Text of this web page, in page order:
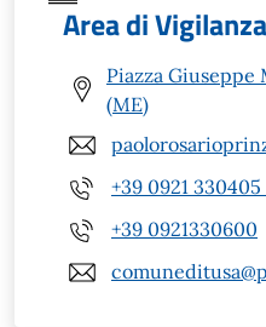
Area di Vigilanza
Piazza Giuseppe
(ME)
+39 0921
+39 0921330600